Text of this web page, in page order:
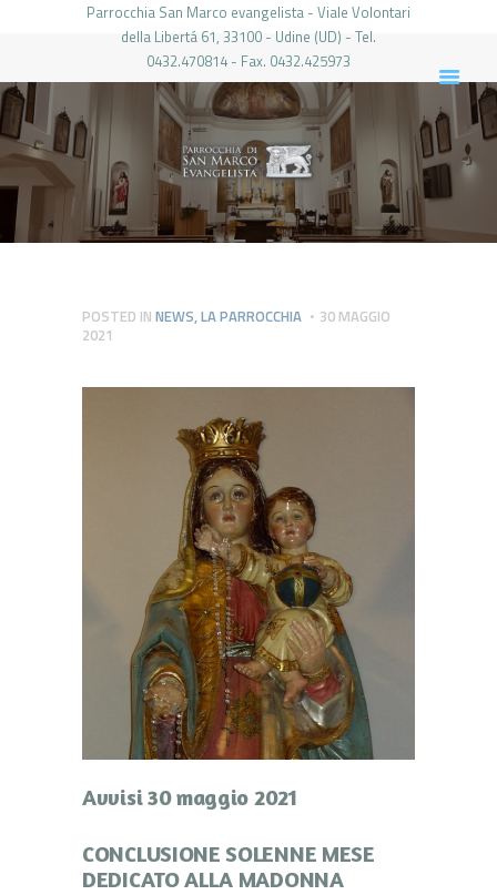
Parrocchia San Marco evangelista - Viale Volontari
della Libertá 61, 33100 - Udine (UD) - Tel.
0432.470814 - Fax. 0432.425973
PARROCCHIA DI SAN MARCO UDINE
HOME
LA PARROCCHIA
IL PARROCO
LE ATTIVITÀ
PIERABECH
FOTO E VIDEO
CONTATTI
POSTED IN NEWS,LA PARROCCHIA
30 MAGGIO
2021
Avvisi 30 maggio 2021
CONCLUSIONE SOLENNE MESE
DEDICATO ALLA MADONNA